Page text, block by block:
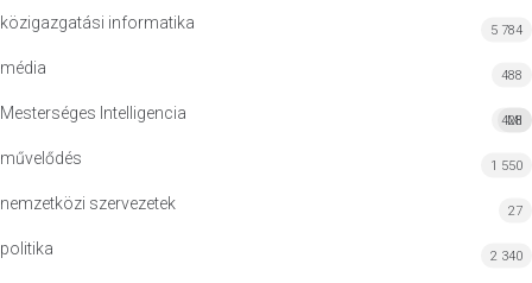
közigazgatási informatika 5 784
média 488
Mesterséges Intelligencia MI
428
művelődés 1 550
nemzetközi szervezetek 27
politika 2 340